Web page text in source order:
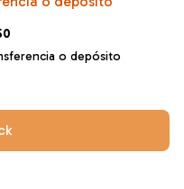
o depósito